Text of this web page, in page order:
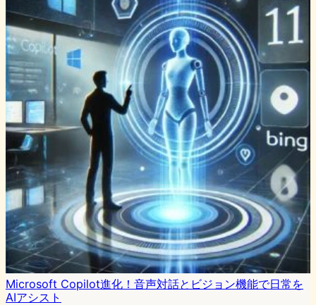
Microsoft Copilot進化！音声対話とビジョン機能で日常を
AIアシスト